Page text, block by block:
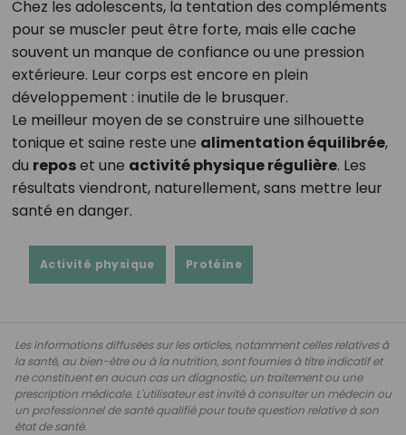
Chez les adolescents, la tentation des compléments
pour se muscler peut être forte, mais elle cache
souvent un manque de confiance ou une pression
extérieure. Leur corps est encore en plein
développement : inutile de le brusquer.
Le meilleur moyen de se construire une silhouette
tonique et saine reste une alimentation équilibrée,
du reposet une activité physique régulière. Les
résultats viendront, naturellement, sans mettre leur
santé en danger.
Activité physique Protéine
Les informations diffusées sur les articles, notamment celles relatives à
la santé, au bien-être ou à la nutrition, sont fournies à titre indicatif et
ne constituent en aucun cas un diagnostic, un traitement ou une
prescription médicale. L'utilisateur est invité à consulter un médecin ou
un professionnel de santé qualifié pour toute question relative à son
état de santé.